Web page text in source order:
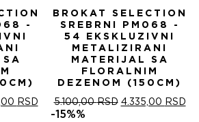
-
RSDТРЕНУТНА
ЦЕНА
BROKAT SELECTION
SREBRNI PM068 -
54 EKSKLUZIVNI
METALIZIRANI
MATERIJAL SA
FLORALNIM
DEZENOM (150CM)
5.100,00RSD ОРИГИНАЛНА
4.335,00 RSD
-15%%